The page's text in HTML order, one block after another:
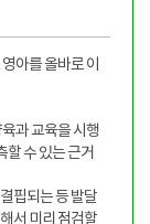
아를 올바로 이
과 교육을 시행
할 수 있는 근거
핍되는 등 발달
서 미리 점검할